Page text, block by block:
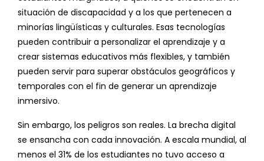
situación de discapacidad y a los que pertenecen a
minorías lingüísticas y culturales. Esas tecnologías
pueden contribuir a personalizar el aprendizaje y a
crear sistemas educativos más flexibles, y también
pueden servir para superar obstáculos geográficos y
temporales con el fin de generar un aprendizaje
inmersivo.
Sin embargo, los peligros son reales. La brecha digital
se ensancha con cada innovación. A escala mundial, al
menos el 31% de los estudiantes no tuvo acceso a